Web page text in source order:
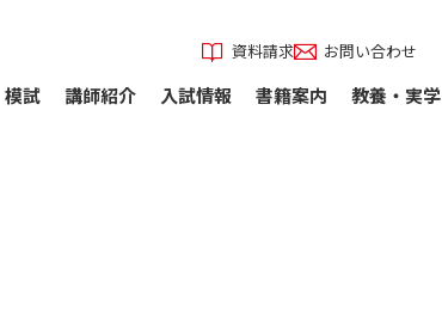
資料請求 お問い合わせ
模試 講師紹介 入試情報 書籍案内 教養・実学